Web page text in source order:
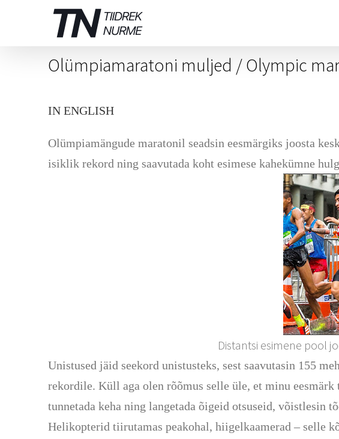
Olümpiamaratoni muljed / Olympic
IN ENGLISH
Olümpiamängude maratonil seadsin eesmärgiks joosta
isiklik rekord ning saavutada koht esimese kahekümne
Distantsi esimene pool
Unistused jäid seekord unistusteks, sest saavutasin 155
rekordile. Küll aga olen rõõmus selle üle, et minu
tunnetada keha ning langetada õigeid otsuseid,
Helikopterid tiirutamas peakohal, hiigelkaamerad – selle